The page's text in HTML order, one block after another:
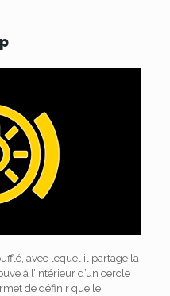
avec lequel il partage la
à l’intérieur d’un cercle
de définir que le